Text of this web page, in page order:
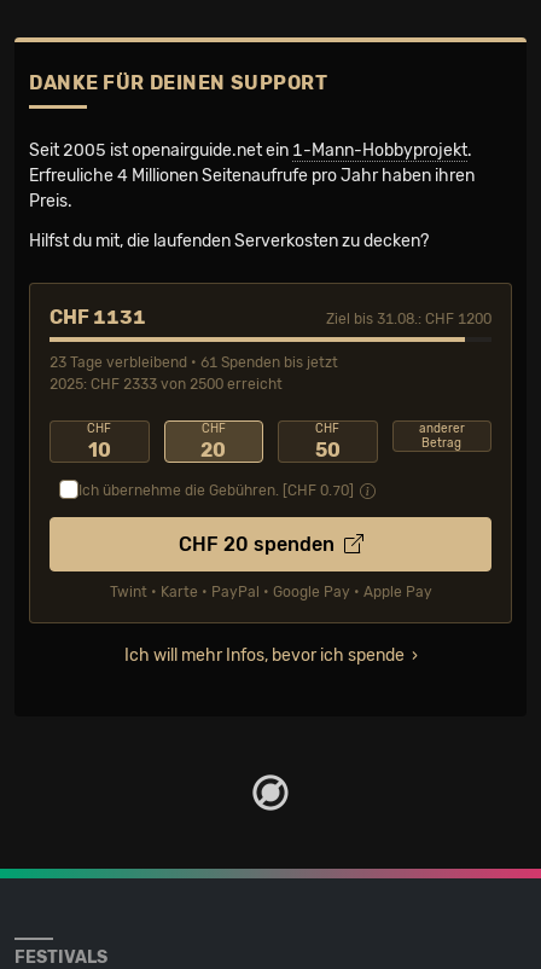
DANKE FÜR DEINEN SUPPORT
Seit 2005 ist openairguide.net ein 1-Mann-Hobbyprojekt.
Erfreuliche 4 Millionen Seiten­aufrufe pro Jahr haben ihren
Preis.
Hilfst du mit, die laufenden Serverkosten zu decken?
CHF 1131 Ziel bis 31.08.: CHF 1200
23 Tage verbleibend • 61 Spenden bis jetzt
2025: CHF 2333 von 2500 erreicht
CHF
10
CHF
20
CHF
50
anderer
Betrag
Ich übernehme die Gebühren. [CHF 0.70
CHF 20 spenden
Twint • Karte • PayPal • Google Pay • Apple Pay
Ich will mehr Infos, bevor ich spende
FESTIVALS